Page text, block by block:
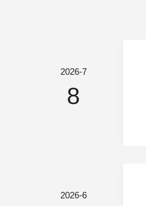
2026-7
8
2026-6